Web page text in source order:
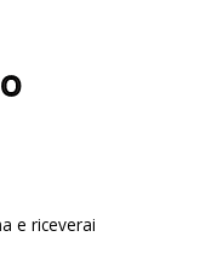
e riceverai